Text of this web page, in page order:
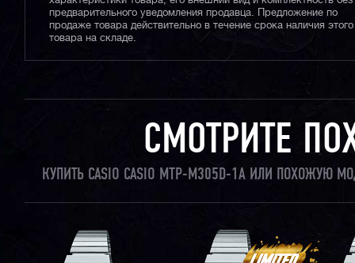
предварительного уведомления продавца. Предложение по
продаже товара действительно в течение срока наличия этого
товара на складе.
СМОТРИТЕ
КУПИТЬ CASIO CASIO MTP-M305D-1A ИЛИ ПОХОЖУЮ